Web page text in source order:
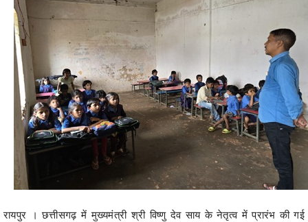
रायपुर । छत्तीसगढ़ में मुख्यमंत्री श्री विष्णु देव साय के नेतृत्व में प्रारंभ की गई